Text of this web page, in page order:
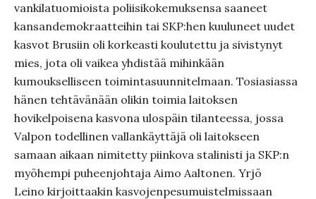
vankilatuomioista poliisikokemuksensa saaneet
kansandemokraatteihin tai SKP:hen kuuluneet uudet
kasvot Brusiin oli korkeasti koulutettu ja sivistynyt
mies, jota oli vaikea yhdistää mihinkään
kumoukselliseen toimintasuunnitelmaan. Tosiasiassa
hänen tehtävänään olikin toimia laitoksen
hovikelpoisena kasvona ulospäin tilanteessa, jossa
Valpon todellinen vallankäyttäjä oli laitokseen
samaan aikaan nimitetty piinkova stalinisti ja SKP:n
myöhempi puheenjohtaja Aimo Aaltonen. Yrjö
Leino kirjoittaakin kasvojenpesumuistelmissaan